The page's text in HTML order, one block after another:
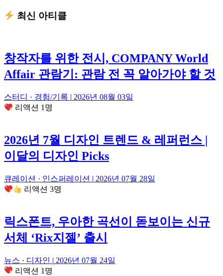
최신 아티클
창작자를 위한 전시, COMPANY World
Affair 관람기: 관람 전 꼭 알아가야 할 것
스터디 · 경험/기록 | 2026년 08월 03일
리액션 1명
2026년 7월 디자인 트렌드 & 레퍼런스 |
이달의 디자인 Picks
큐레이션 · 인스퍼레이션 | 2026년 07월 28일
리액션 3명
릭스폰트, 우아한 곡선이 돋보이는 신규
서체 ‘Rix지젤’ 출시
뉴스 · 디자인 | 2026년 07월 24일
리액션 1명